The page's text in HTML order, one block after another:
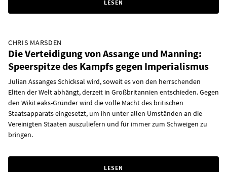
LESEN
CHRIS MARSDEN
Die Verteidigung von Assange und Manning:
Speerspitze des Kampfs gegen Imperialismus
Julian Assanges Schicksal wird, soweit es von den herrschenden
Eliten der Welt abhängt, derzeit in Großbritannien entschieden. Gegen
den WikiLeaks-Gründer wird die volle Macht des britischen
Staatsapparats eingesetzt, um ihn unter allen Umständen an die
Vereinigten Staaten auszuliefern und für immer zum Schweigen zu
bringen.
LESEN